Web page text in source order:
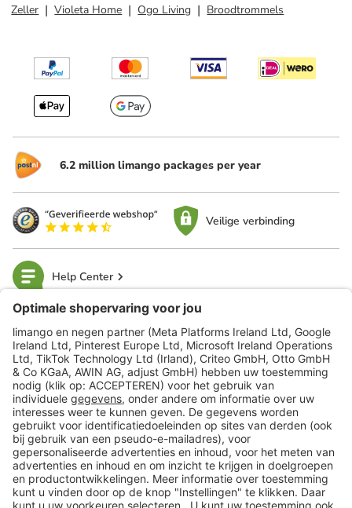
Zeller
Violeta Home Ogo Living Broodtrommels
6.2 million limango packages per year
Veilige verbinding
Help Center
limango
Veilig winkelen
Klantenservice
Shop
Acties